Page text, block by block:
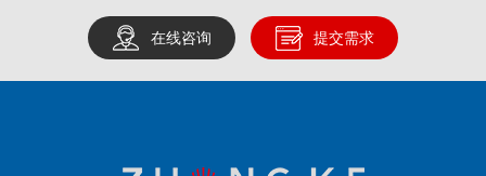
在线咨询 提交需求